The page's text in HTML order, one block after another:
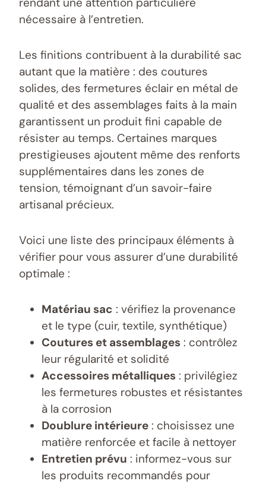
nécessaire à l’entretien.
Les finitions contribuent à la durabilité sac
autant que la matière : des coutures
solides, des fermetures éclair en métal de
qualité et des assemblages faits à la main
garantissent un produit fini capable de
résister au temps. Certaines marques
prestigieuses ajoutent même des renforts
supplémentaires dans les zones de
tension, témoignant d’un savoir-faire
artisanal précieux.
Voici une liste des principaux éléments à
vérifier pour vous assurer d’une durabilité
optimale :
Matériau sac : vérifiez la provenance
et le type (cuir, textile, synthétique)
Coutures et assemblages : contrôlez
leur régularité et solidité
Accessoires métalliques : privilégiez
les fermetures robustes et résistantes
à la corrosion
Doublure intérieure : choisissez une
matière renforcée et facile à nettoyer
Entretien prévu : informez-vous sur
les produits recommandés pour